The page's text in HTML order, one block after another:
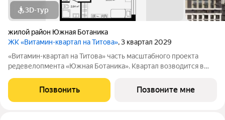
3D-тур
жилой район Южная Ботаника
ЖК «Витамин-квартал на Титова», 3 квартал 2029
«Витамин-квартал на Титова» часть масштабного проекта
редевелопмента «Южная Ботаника». Квартал возводится в
развязками до центра города. Здесь то, что нужно для
комфортной жизни: удобная
Позвонить Позвоните мне